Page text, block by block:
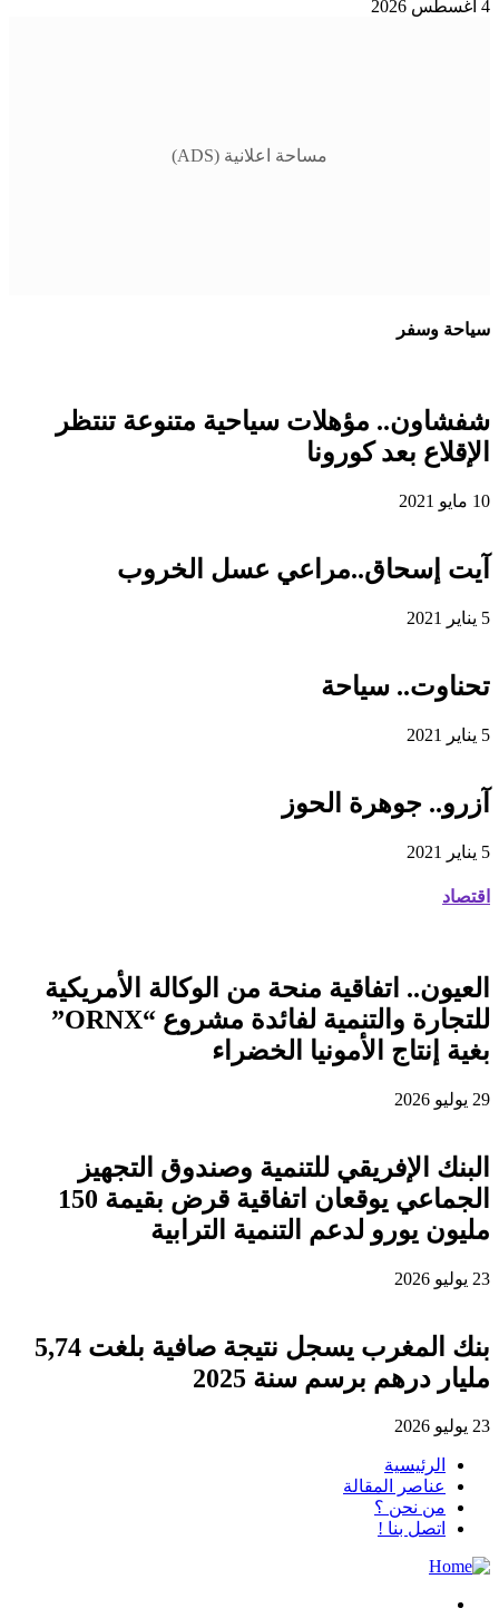
4 أغسطس 2026
مساحة اعلانية (ADS)
سياحة وسفر
شفشاون.. مؤهلات سياحية متنوعة تنتظر
الإقلاع بعد كورونا
10 مايو 2021
آيت إسحاق..مراعي عسل الخروب
5 يناير 2021
تحناوت.. سياحة
5 يناير 2021
آزرو.. جوهرة الحوز
5 يناير 2021
اقتصاد
العيون.. اتفاقية منحة من الوكالة الأمريكية
للتجارة والتنمية لفائدة مشروع “ORNX”
بغية إنتاج الأمونيا الخضراء
29 يوليو 2026
البنك الإفريقي للتنمية وصندوق التجهيز
الجماعي يوقعان اتفاقية قرض بقيمة 150
مليون يورو لدعم التنمية الترابية
23 يوليو 2026
بنك المغرب يسجل نتيجة صافية بلغت 5,74
مليار درهم برسم سنة 2025
23 يوليو 2026
الرئيسية
عناصر المقالة
من نحن ؟
اتصل بنا !